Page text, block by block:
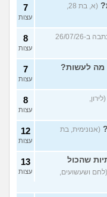
(א, בת 28,
7
עצות
(.., בת 21, כתבה ב-26/07/26
8
עצות
מה לעשות? 7
עצות
(לירון,
8
עצות
(אנונימית, בת
12
עצות
שהכול
(לחם ושעשועים,
13
עצות